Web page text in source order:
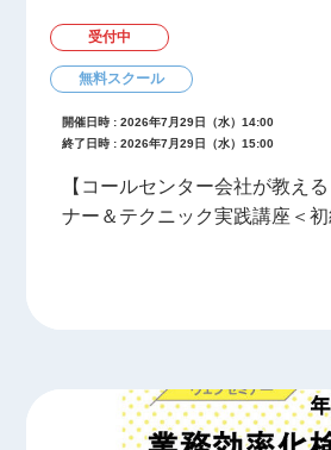
受付中
無料スクール
開催日時 : 2026年7月29日（水）14:00
終了日時 : 2026年7月29日（水）15:00
【コールセンター会社が教え
ナー＆テクニック実践講座＜初